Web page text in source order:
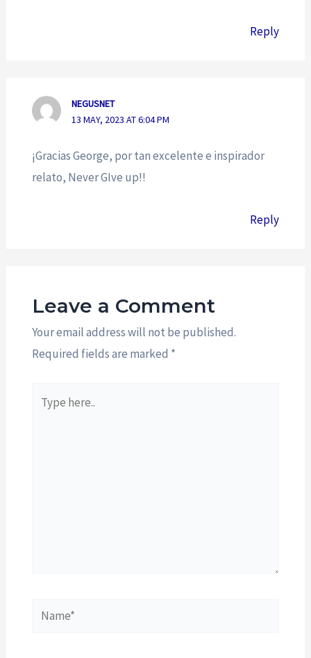
Reply
NEGUSNET
13 MAY, 2023 AT 6:04 PM
¡Gracias George, por tan excelente e inspirador
relato, Never GIve up!!
Reply
Leave a Comment
Your email address will not be published.
Required fields are marked *
here..
Name*